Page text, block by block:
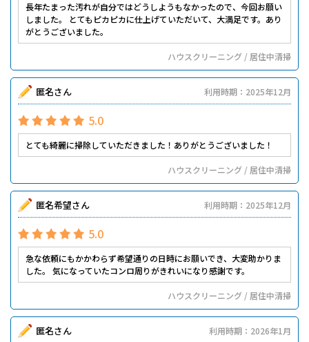
長年たまった汚れが自分ではどうしようもなかったので、今回お願い
しました。 とてもピカピカに仕上げていただいて、大満足です。あり
がとうございました。
ハウスクリーニング / 居住中清掃
匿名さん 利用時期：2025年12月
5.0
とても綺麗に掃除していただきました！ありがとうございました！
ハウスクリーニング / 居住中清掃
匿名希望さん 利用時期：2025年12月
5.0
急な依頼にもかかわらず希望通りの日時にお願いでき、大変助かりま
した。 気になっていたコンロ周りがきれいになり感謝です。
ハウスクリーニング / 居住中清掃
匿名さん 利用時期：2026年1月